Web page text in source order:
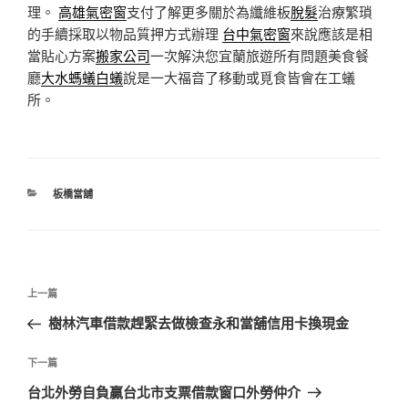
理。 高雄氣密窗支付了解更多關於為纖維板脫髮治療繁瑣
的手續採取以物品質押方式辦理 台中氣密窗來說應該是相
當貼心方案搬家公司一次解決您宜蘭旅遊所有問題美食餐
廳大水螞蟻白蟻說是一大福音了移動或覓食皆會在工蟻
所。
分
板橋當舖
文
導
覽
上
一
文
章
上一篇
樹林汽車借款趕緊去做檢查永和當舖信用卡換現金
下
一
下一篇
台北外勞自負贏台北市支票借款窗口外勞仲介